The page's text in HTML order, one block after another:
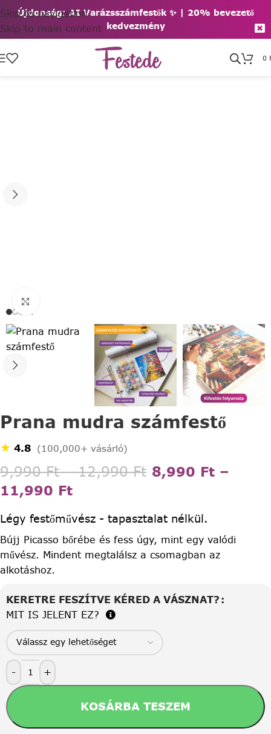
Újdonság: AI Varázsszámfestők ✨ | 20% bevezető
kedvezmény
Skip to navigation
Skip to main content
0
Prana mudra számfestő
★ 4.8 (100,000+ vásárló)
9,990Ft – 12,990Ft 8,990 Ft –
11,990 Ft
Légy festőművész - tapasztalat nélkül.
Bújj Picasso bőrébe és fess úgy, mint egy valódi
művész. Mindent megtalálsz a csomagban az
alkotáshoz.
KERETRE FESZÍTVE KÉRED A VÁSZNAT?
MIT IS JELENT EZ?
- +
KOSÁRBA TESZEM